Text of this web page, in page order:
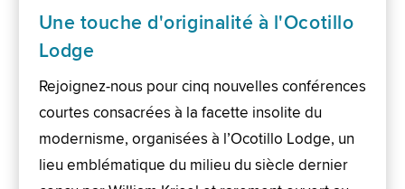
Une touche d'originalité à l'Ocotillo
Lodge
Rejoignez-nous pour cinq nouvelles conférences
courtes consacrées à la facette insolite du
modernisme, organisées à l’Ocotillo Lodge, un
lieu emblématique du milieu du siècle dernier